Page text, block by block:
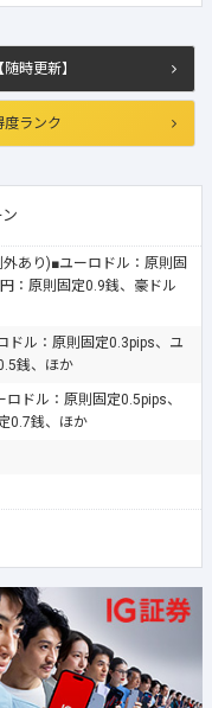
時更新】
度ランク
あり)■ユーロドル：原則固
：原則固定0.9銭、豪ドル
ドル：原則固定0.3pips、ユ
銭、ほか
ドル：原則固定0.5pips、
0.7銭、ほか